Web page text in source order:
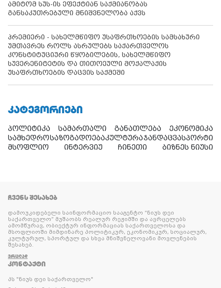
ამიტომ სუს-ის ეფექტიან საქმიანობას
განსაკუთრებული მნიშვნელობა აქვს
პრემიერი - სახელმწიფო უსაფრთხოების სამსახური
უმთავრეს როლს ასრულებს საქართველოს
კონსტიტუციური წყობილების, სახელმწიფო
სუვერენიტეტის და თითოეული მოქალაქის
უსაფრთხოების დაცვის საქმეში
ᲙᲐᲢᲔᲒᲝᲠᲘᲔᲑᲘ
პოლიტიკა სამართალი განათლება
ეკონომიკა
სამხედროსაზოგადოებაკულტურაჯანდაცვასპორტი
მსოფლიო
ინტერვიუ ჩინეთი ბიზნეს ნიუსი
ᲩᲕᲔᲜᲡ ᲨᲔᲡᲐᲮᲔᲑ
დამოუკიდებელი საინფორმაციო სააგენტო “ნიუს დეი
საქართველო” მუშაობს რეალურ რეჟიმში და ავრცელებს
ამომწურავ, ობიექტურ ინფორმაციას საქართველოსა და
მსოფლიოში მიმდინარე პოლიტიკურ, ეკონომიკურ, სოციალურ,
კულტურულ, სპორტულ და სხვა მნიშვნელოვანი მოვლენების
შესახებ.
ᲕᲠᲪᲚᲐᲓ
ᲙᲝᲜᲢᲐᲥᲢᲘ
პს "ნიუს დეი საქართველო"